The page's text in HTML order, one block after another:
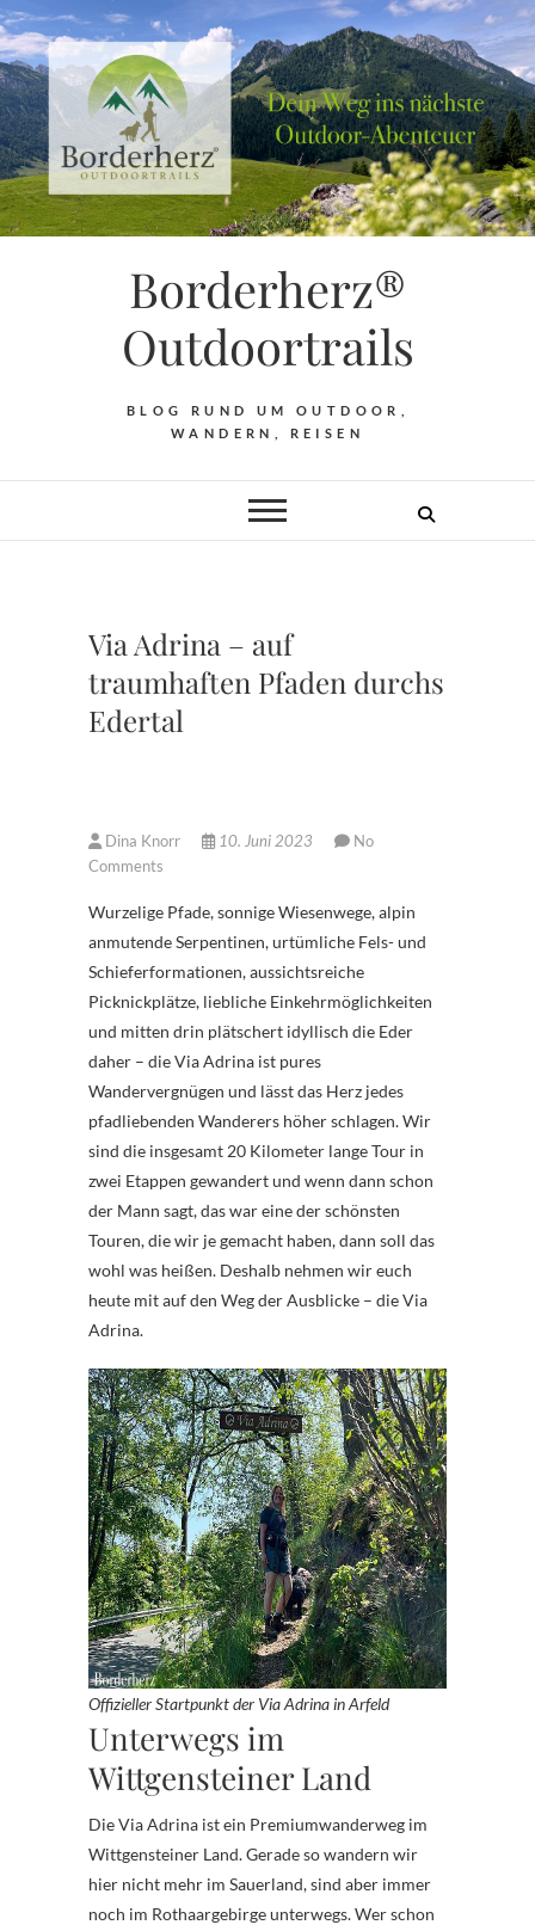
Borderherz®
Outdoortrails
BLOG RUND UM OUTDOOR,
WANDERN, REISEN
Via Adrina – auf
traumhaften Pfaden durchs
Edertal
Dina Knorr 10. Juni 2023
No
Comments
Wurzelige Pfade, sonnige Wiesenwege, alpin
anmutende Serpentinen, urtümliche Fels- und
Schieferformationen, aussichtsreiche
Picknickplätze, liebliche Einkehrmöglichkeiten
und mitten drin plätschert idyllisch die Eder
daher – die Via Adrina ist pures
Wandervergnügen und lässt das Herz jedes
pfadliebenden Wanderers höher schlagen. Wir
sind die insgesamt 20 Kilometer lange Tour in
zwei Etappen gewandert und wenn dann schon
der Mann sagt, das war eine der schönsten
Touren, die wir je gemacht haben, dann soll das
wohl was heißen. Deshalb nehmen wir euch
heute mit auf den Weg der Ausblicke – die Via
Adrina.
Offizieller Startpunkt der Via Adrina in Arfeld
Unterwegs im
Wittgensteiner Land
Die Via Adrina ist ein Premiumwanderweg im
Wittgensteiner Land. Gerade so wandern wir
hier nicht mehr im Sauerland, sind aber immer
noch im Rothaargebirge unterwegs. Wer schon